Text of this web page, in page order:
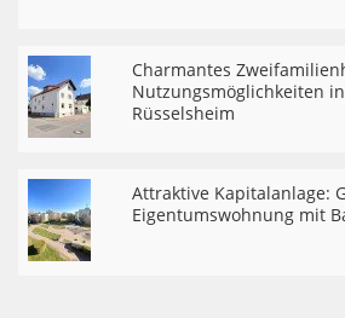
Charmantes
Nutzungsmöglichkeiten
Rüsselsheim
Attraktive Kapitalanlage:
Eigentumswohnung mit